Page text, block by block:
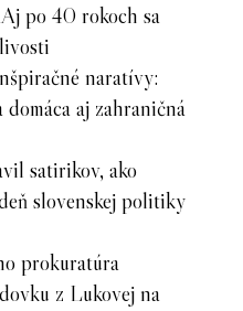
po 40 rokoch sa
naratívy:
aj zahraničná
satirikov, ako
slovenskej politiky
prokuratúra
z Lukovej na